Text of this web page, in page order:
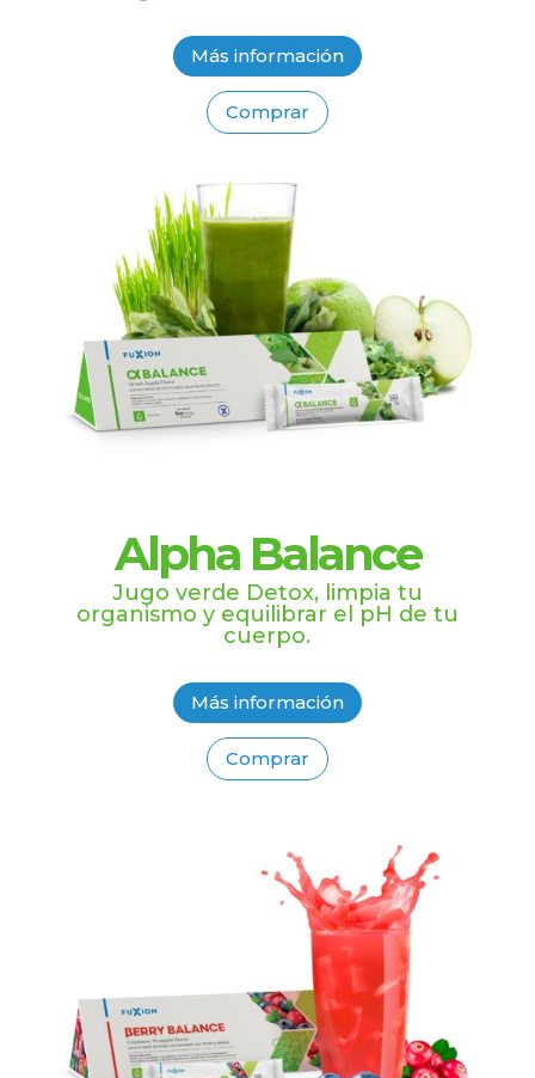
Más información
Comprar
Alpha Balance
Jugo verde Detox, limpia tu
organismo y equilibrar el pH de tu
cuerpo.
Más información
Comprar